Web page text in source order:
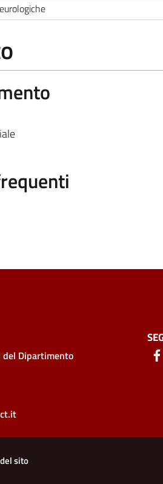
del Dipartimento
sito